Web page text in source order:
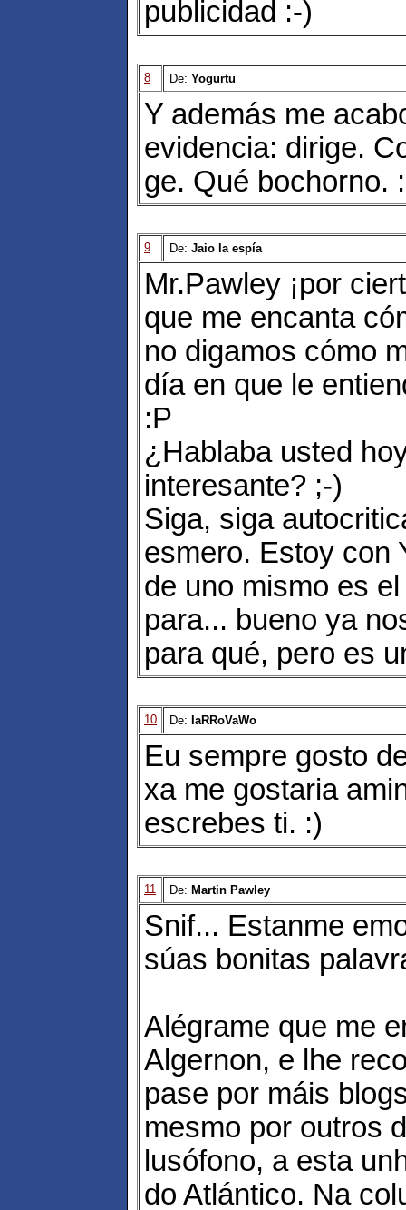
publicidad :-)
8 De: Yogurtu
Y además me
evidencia: dirige.
ge. Qué bochorno.
9 De: Jaio la espía
Mr.Pawley ¡por
que me encanta
no digamos cómo
día en que le
:P
¿Hablaba usted
interesante? ;-)
Siga, siga
esmero. Estoy con
de uno mismo es
para... bueno ya
para qué, pero es
10 De: IaRRoVaWo
Eu sempre gosto
xa me gostaria
escrebes ti. :)
11 De: Martin Pawley
Snif... Estanme
súas bonitas
Alégrame que me
Algernon, e lhe
pase por máis
mesmo por outros
lusófono, a esta
do Atlántico. Na